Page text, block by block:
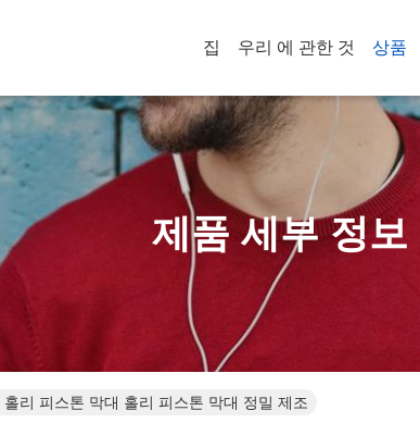
집 우리 에 관한 것 상품
제품 세부 정보
리 피스톤 막대 홀리 피스톤 막대 정밀 제조